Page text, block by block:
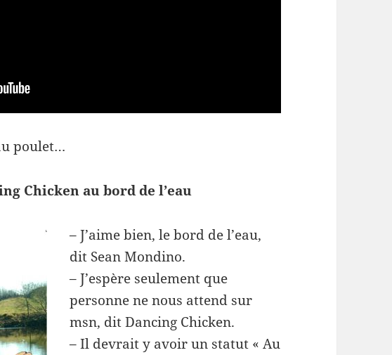
poulet…
Chicken au bord de l’eau
– J’aime bien, le bord de l’eau,
dit Sean Mondino.
– J’espère seulement que
personne ne nous attend sur
msn, dit Dancing Chicken.
– Il devrait y avoir un statut « Au